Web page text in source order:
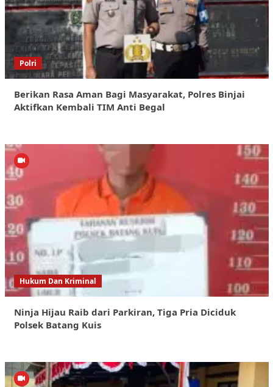
Polri
Berikan Rasa Aman Bagi Masyarakat, Polres Binjai
Aktifkan Kembali TIM Anti Begal
Hukum Dan Kriminal
Ninja Hijau Raib dari Parkiran, Tiga Pria Diciduk
Polsek Batang Kuis